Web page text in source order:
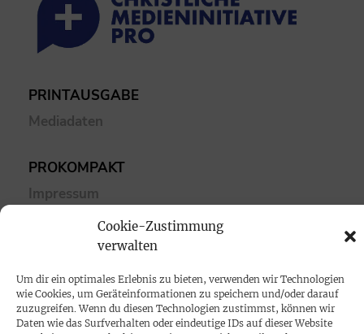
Cookie-Zustimmung
verwalten
Um dir ein optimales Erlebnis zu bieten, verwenden wir Technologien
wie Cookies, um Geräteinformationen zu speichern und/oder darauf
zuzugreifen. Wenn du diesen Technologien zustimmst, können wir
Daten wie das Surfverhalten oder eindeutige IDs auf dieser Website
PRINTAUSGABE
Mediadaten
PROKOMPAKT
Impressum
KONTAKT